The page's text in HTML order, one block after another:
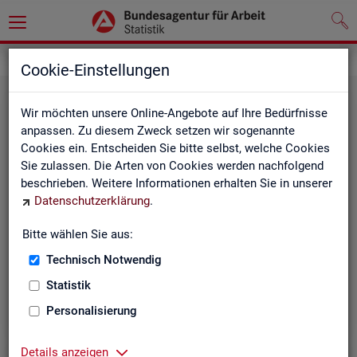
Cookie-Einstellungen
Wir möchten unsere Online-Angebote auf Ihre Bedürfnisse
anpassen. Zu diesem Zweck setzen wir sogenannte
Cookies ein. Entscheiden Sie bitte selbst, welche Cookies
Sie zulassen. Die Arten von Cookies werden nachfolgend
beschrieben. Weitere Informationen erhalten Sie in unserer
Datenschutzerklärung.
Bitte wählen Sie aus:
Technisch Notwendig
Statistik
Personalisierung
Details anzeigen
Re­gio­na­le Glie­de­run­gen
Landkreise) in den Statistiken der BA